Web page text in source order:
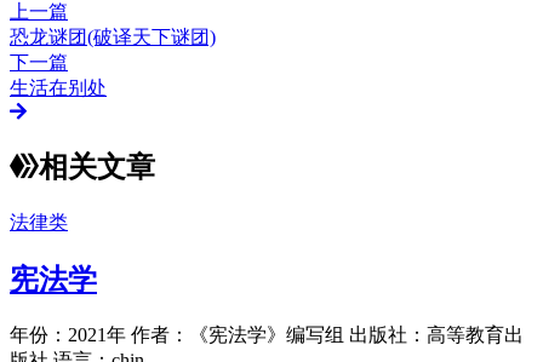
上一篇
恐龙谜团(破译天下谜团)
下一篇
生活在别处
相关文章
法律类
宪法学
年份：2021年 作者：《宪法学》编写组 出版社：高等教育出